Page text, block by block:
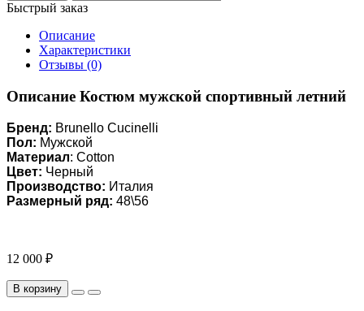
Быстрый заказ
Описание
Характеристики
Отзывы (0)
Описание Костюм мужской спортивный летний
Бренд: Brunello Cucinelli
Пол: Мужской
Материал: Cotton
Цвет: Черный
Производство: Италия
Размерный ряд: 48\56
12 000 ₽
В корзину